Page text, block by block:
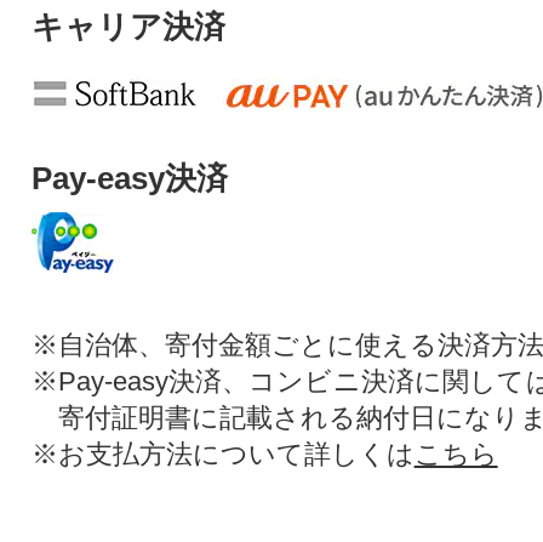
キャリア決済
Pay-easy決済
※自治体、寄付金額ごとに使える決済方
※Pay-easy決済、コンビニ決済に関して
寄付証明書に記載される納付日になり
※お支払方法について詳しくは こちら